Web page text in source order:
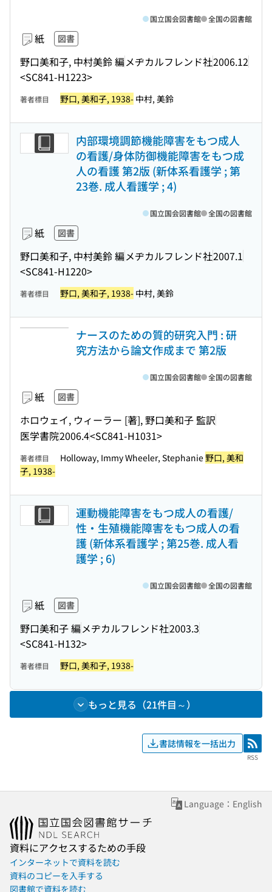
紙 図書
野口美和子, 中村美鈴 編 メヂカルフレンド社2006.12
<SC841-H1223>
国立国会図書館 全国の図書館
著者標目 野口, 美和子, 1938- 中村, 美鈴
内部環境調節機能障害をもつ成人
の看護/身体防御機能障害をもつ成
人の看護 第2版 (新体系看護学 ; 第
23巻. 成人看護学 ; 4)
紙 図書
野口美和子, 中村美鈴 編 メヂカルフレンド社2007.1
<SC841-H1220>
国立国会図書館 全国の図書館
著者標目 野口, 美和子, 1938- 中村, 美鈴
ナースのための質的研究入門 : 研
究方法から論文作成まで 第2版
紙 図書
ホロウェイ, ウィーラー [著], 野口美和子 監訳
医学書院2006.4<SC841-H1031>
国立国会図書館 全国の図書館
著者標目 Holloway, Immy Wheeler, Stephanie野口, 美和
子, 1938-
運動機能障害をもつ成人の看護/
性・生殖機能障害をもつ成人の看
護 (新体系看護学 ; 第25巻. 成人看
護学 ; 6)
紙 図書
野口美和子 編 メヂカルフレンド社2003.3
<SC841-H132>
国立国会図書館 全国の図書館
著者標目 野口, 美和子, 1938-
もっと見る（21件目～）
書誌情報を一括出力 RSS
RSS
Language：English
資料にアクセスするための手段
インターネットで資料を読む
資料のコピーを入手する
図書館で資料を読む